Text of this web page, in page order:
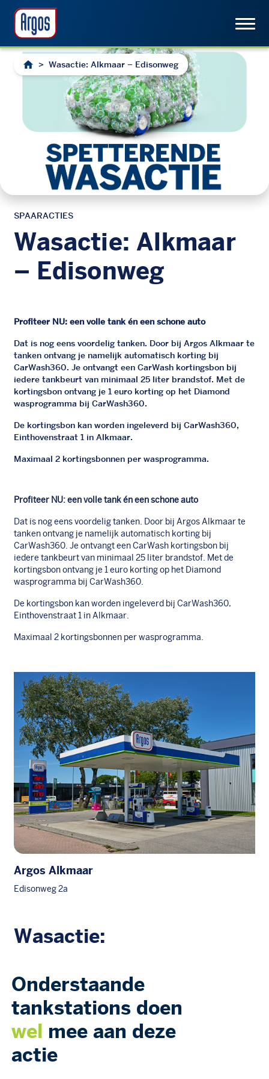
> Wasactie: Alkmaar – Edisonweg
SPAARACTIES
Wasactie: Alkmaar
– Edisonweg
Profiteer NU: een volle tank én een schone auto
Dat is nog eens voordelig tanken. Door bij Argos Alkmaar te
tanken ontvang je namelijk automatisch korting bij
CarWash360. Je ontvangt een CarWash kortingsbon bij
iedere tankbeurt van minimaal 25 liter brandstof. Met de
kortingsbon ontvang je 1 euro korting op het Diamond
wasprogramma bij CarWash360.
De kortingsbon kan worden ingeleverd bij CarWash360,
Einthovenstraat 1 in Alkmaar.
Maximaal 2 kortingsbonnen per wasprogramma.
Profiteer NU: een volle tank én een schone auto
Dat is nog eens voordelig tanken. Door bij Argos Alkmaar te
tanken ontvang je namelijk automatisch korting bij
CarWash360. Je ontvangt een CarWash kortingsbon bij
iedere tankbeurt van minimaal 25 liter brandstof. Met de
kortingsbon ontvang je 1 euro korting op het Diamond
wasprogramma bij CarWash360.
De kortingsbon kan worden ingeleverd bij CarWash360,
Einthovenstraat 1 in Alkmaar.
Maximaal 2 kortingsbonnen per wasprogramma.
Argos Alkmaar
Edisonweg 2a
Wasactie:
Onderstaande
tankstations doen
wel mee aan deze
actie